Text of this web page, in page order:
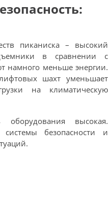
пиканиска – высокий
в сравнении с
намного меньше энергии.
шахт уменьшает
на климатическую
оборудования высокая.
безопасности и